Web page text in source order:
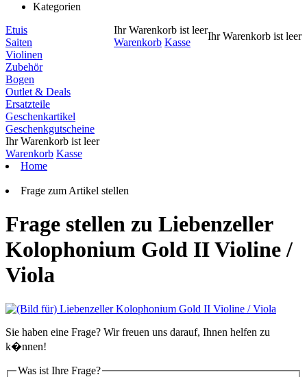
Kategorien
Ihr Warenkorb ist leer
Warenkorb Kasse
Ihr Warenkorb ist leer
Etuis
Saiten
Violinen
Zubehör
Bogen
Outlet & Deals
Ersatzteile
Geschenkartikel
Geschenkgutscheine
Ihr Warenkorb ist leer
Warenkorb Kasse
Home
Frage zum Artikel stellen
Frage stellen zu Liebenzeller
Kolophonium Gold II Violine /
Viola
Sie haben eine Frage? Wir freuen uns darauf, Ihnen helfen zu
k�nnen!
Was ist Ihre Frage?